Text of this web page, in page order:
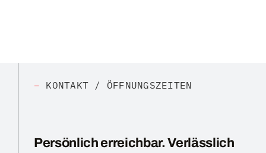
– KONTAKT / ÖFFNUNGSZEITEN
Persönlich erreichbar. Verlässlich